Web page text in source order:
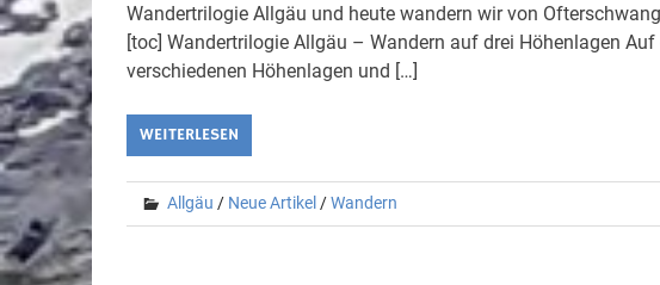
Wandertrilogie Allgäu und heute wandern wir von
[toc] Wandertrilogie Allgäu – Wandern auf drei Höhenlagen
verschiedenen Höhenlagen und […]
WEITERLESEN
Allgäu / Neue Artikel /Wandern